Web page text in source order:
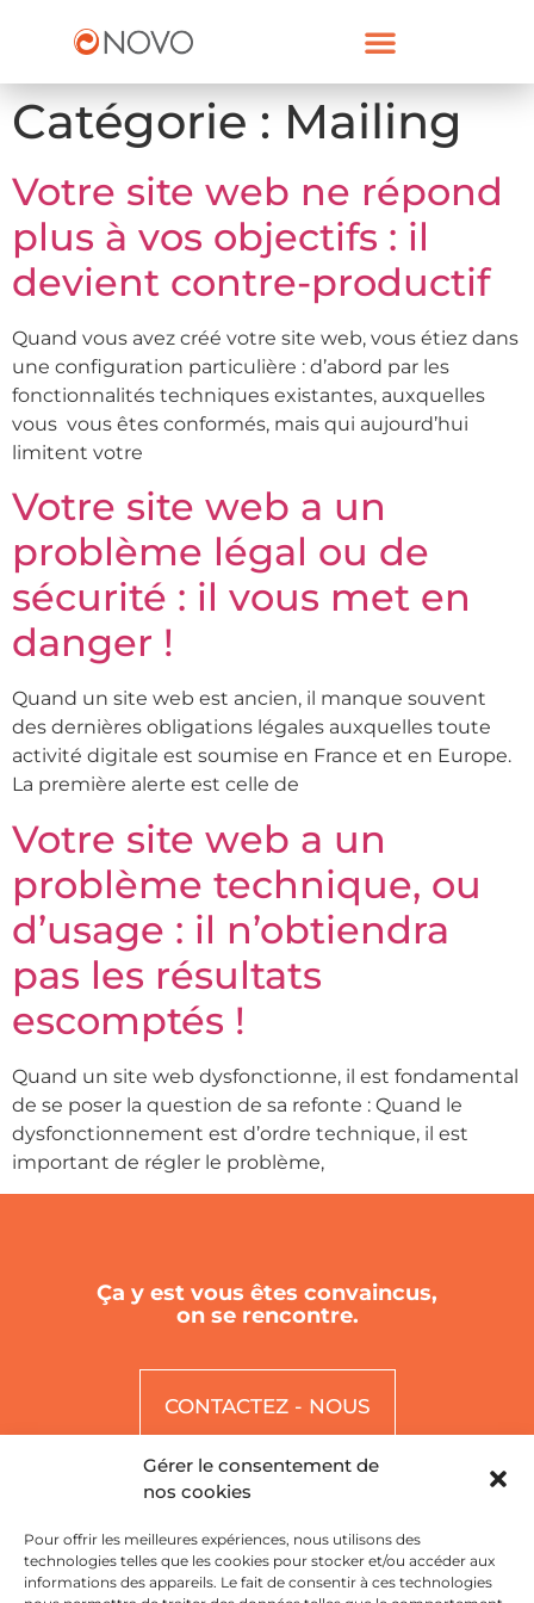
Gérer le consentement de
nos cookies
Pour offrir les meilleures expériences, nous utilisons des
technologies telles que les cookies pour stocker et/ou accéder aux
informations des appareils. Le fait de consentir à ces technologies
Catégorie : Mailing
Votre site web ne répond
plus à vos objectifs : il
devient contre-productif
Quand vous avez créé votre site web, vous étiez dans
une configuration particulière : d’abord par les
fonctionnalités techniques existantes, auxquelles
vous vous êtes conformés, mais qui aujourd’hui
limitent votre
Votre site web a un
problème légal ou de
sécurité : il vous met en
danger !
Quand un site web est ancien, il manque souvent
des dernières obligations légales auxquelles toute
activité digitale est soumise en France et en Europe.
La première alerte est celle de
Votre site web a un
problème technique, ou
d’usage : il n’obtiendra
pas les résultats
escomptés !
Quand un site web dysfonctionne, il est fondamental
de se poser la question de sa refonte : Quand le
dysfonctionnement est d’ordre technique, il est
important de régler le problème,
Ça y est vous êtes convaincus,
on se rencontre.
CONTACTEZ - NOUS